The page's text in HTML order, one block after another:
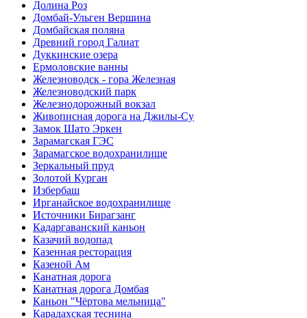
Долина Роз
Домбай-Ульген Вершина
Домбайская поляна
Древний город Галиат
Дуккинские озера
Ермоловские ванны
Железноводск - гора Железная
Железноводский парк
Железнодорожный вокзал
Живописная дорога на Джилы-Су
Замок Шато Эркен
Зарамагская ГЭС
Зарамагское водохранилище
Зеркальный пруд
Золотой Курган
Избербаш
Ирганайское водохранилище
Источники Бирагзанг
Кадаргаванский каньон
Казачий водопад
Казенная ресторация
Казеной Ам
Канатная дорога
Канатная дорога Домбая
Каньон "Чёртова мельница"
Карадахская теснина